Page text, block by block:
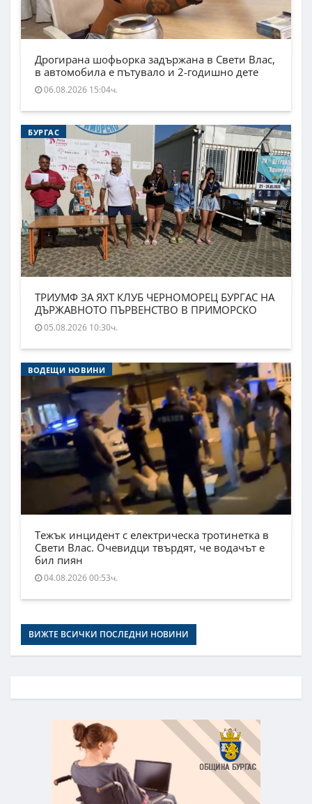
Дрогирана шофьорка задържана в Свети Влас,
в автомобила е пътувало и 2-годишно дете
06.08.2026 15:04ч.
БУРГАС
ТРИУМФ ЗА ЯХТ КЛУБ ЧЕРНОМОРЕЦ БУРГАС НА
ДЪРЖАВНОТО ПЪРВЕНСТВО В ПРИМОРСКО
05.08.2026 10:30ч.
ВОДЕЩИ НОВИНИ
Тежък инцидент с електрическа тротинетка в
Свети Влас. Очевидци твърдят, че водачът е
бил пиян
04.08.2026 00:53ч.
ВИЖТЕ ВСИЧКИ ПОСЛЕДНИ НОВИНИ